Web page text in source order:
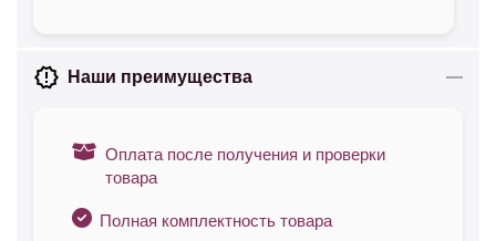
Наши преимущества
Оплата после получения и проверки
товара
Полная комплектность товара